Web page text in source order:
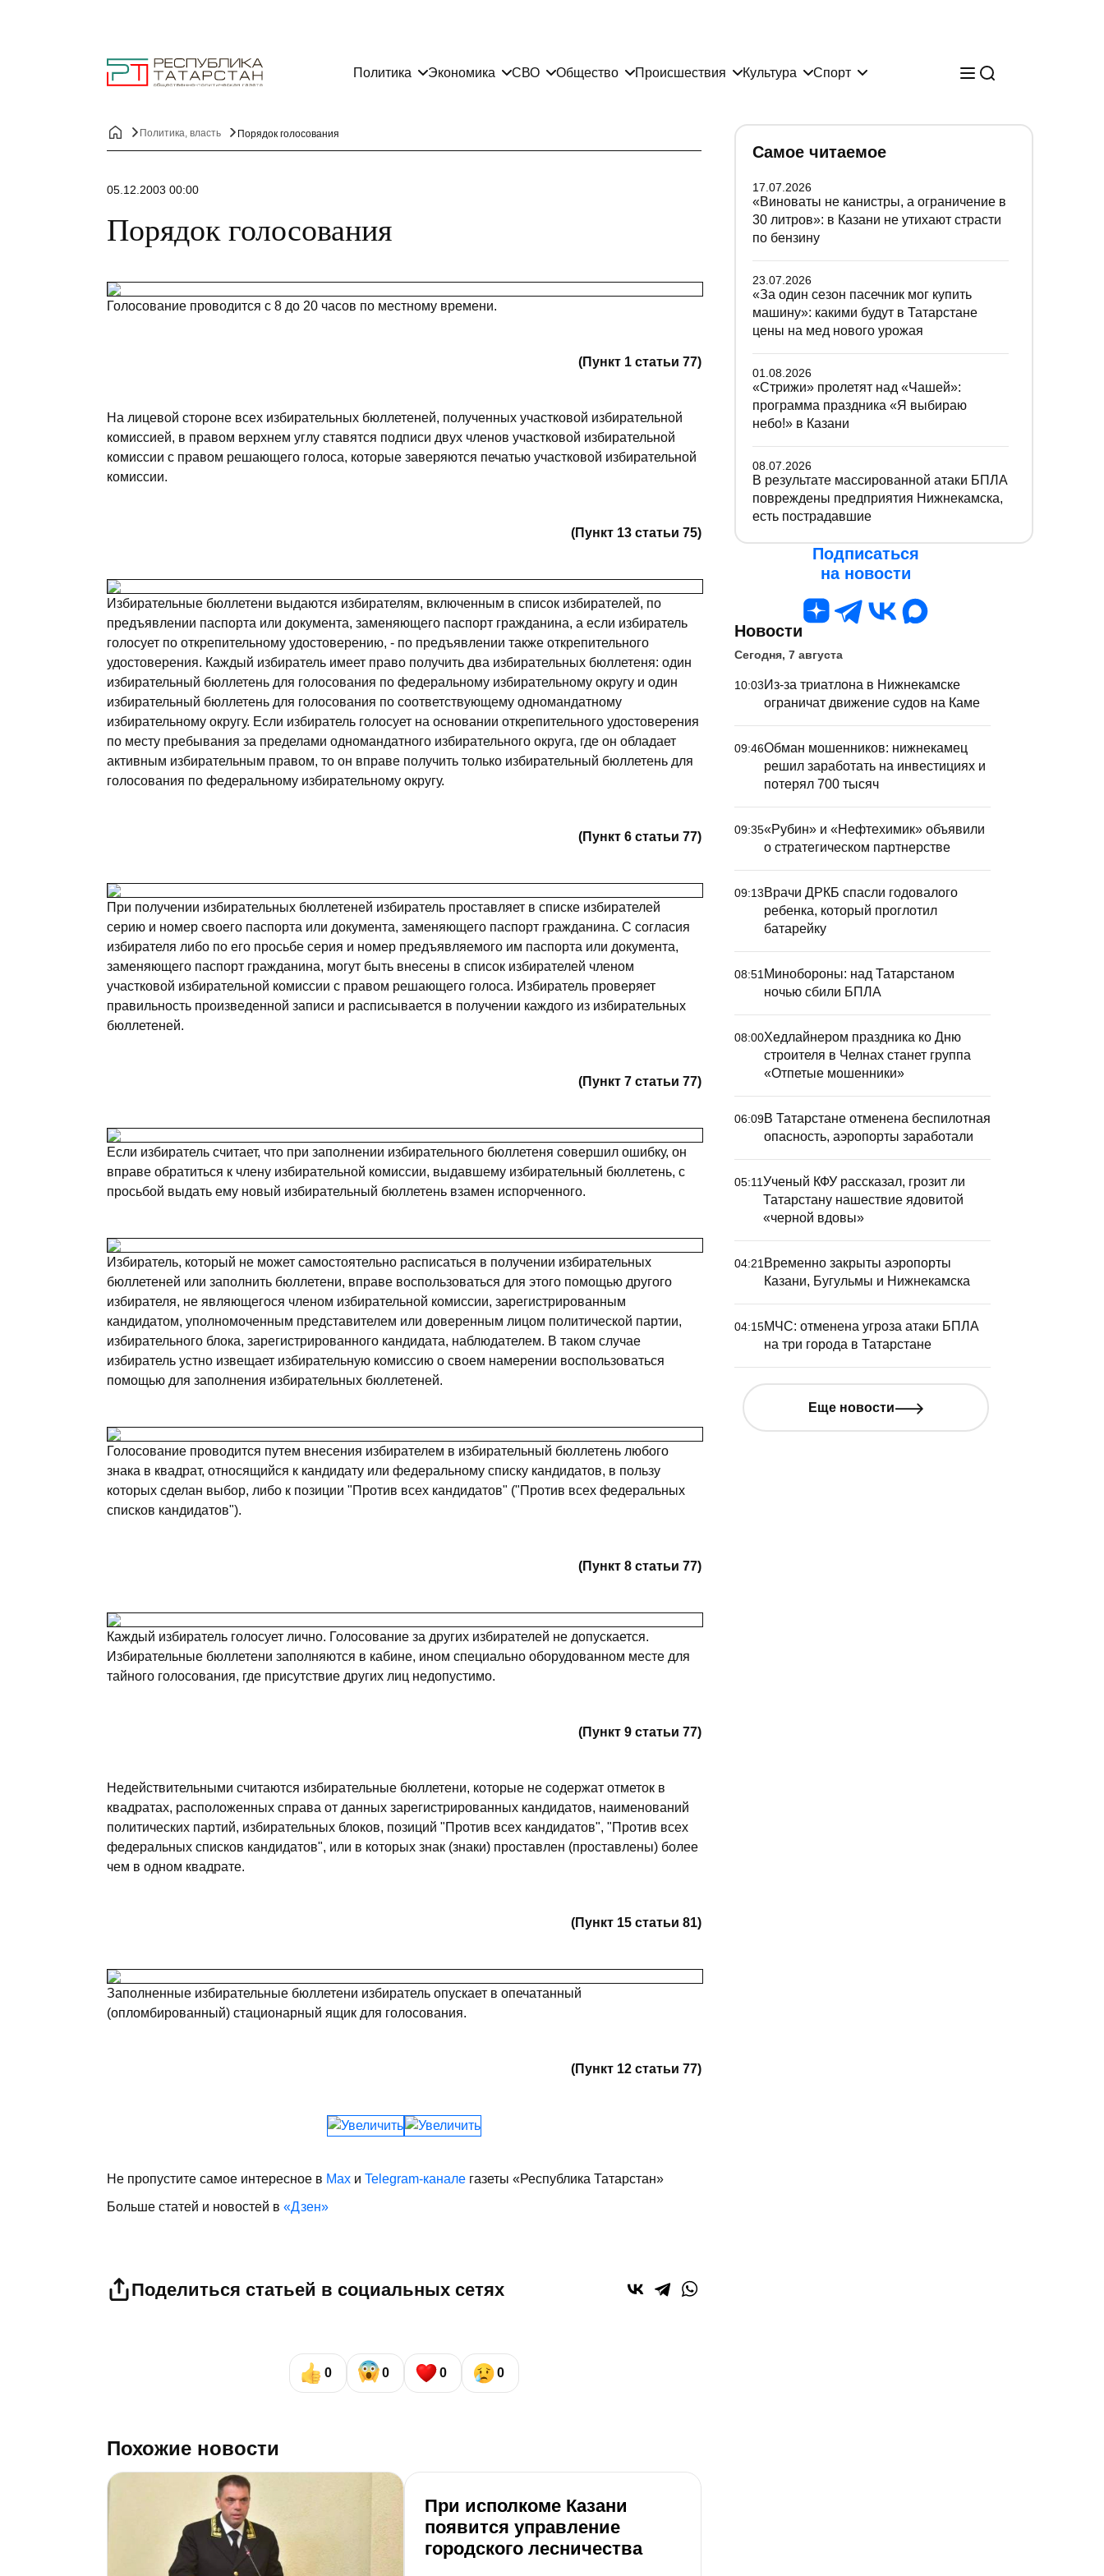
Политика Экономика СВО Общество Происшествия Культура Спорт
Политика, власть Порядок голосования
05.12.2003 00:00
Порядок голосования
Голосование проводится с 8 до 20 часов по местному времени.
(Пункт 1 статьи 77)
На лицевой стороне всех избирательных бюллетеней, полученных участковой избирательной
комиссией, в правом верхнем углу ставятся подписи двух членов участковой избирательной
комиссии с правом решающего голоса, которые заверяются печатью участковой избирательной
комиссии.
(Пункт 13 статьи 75)
Избирательные бюллетени выдаются избирателям, включенным в список избирателей, по
предъявлении паспорта или документа, заменяющего паспорт гражданина, а если избиратель
голосует по открепительному удостоверению, - по предъявлении также открепительного
удостоверения. Каждый избиратель имеет право получить два избирательных бюллетеня: один
избирательный бюллетень для голосования по федеральному избирательному округу и один
избирательный бюллетень для голосования по соответствующему одномандатному
избирательному округу. Если избиратель голосует на основании открепительного удостоверения
по месту пребывания за пределами одномандатного избирательного округа, где он обладает
активным избирательным правом, то он вправе получить только избирательный бюллетень для
голосования по федеральному избирательному округу.
(Пункт 6 статьи 77)
При получении избирательных бюллетеней избиратель проставляет в списке избирателей
серию и номер своего паспорта или документа, заменяющего паспорт гражданина. С согласия
избирателя либо по его просьбе серия и номер предъявляемого им паспорта или документа,
заменяющего паспорт гражданина, могут быть внесены в список избирателей членом
участковой избирательной комиссии с правом решающего голоса. Избиратель проверяет
правильность произведенной записи и расписывается в получении каждого из избирательных
бюллетеней.
(Пункт 7 статьи 77)
Если избиратель считает, что при заполнении избирательного бюллетеня совершил ошибку, он
вправе обратиться к члену избирательной комиссии, выдавшему избирательный бюллетень, с
просьбой выдать ему новый избирательный бюллетень взамен испорченного.
Избиратель, который не может самостоятельно расписаться в получении избирательных
бюллетеней или заполнить бюллетени, вправе воспользоваться для этого помощью другого
избирателя, не являющегося членом избирательной комиссии, зарегистрированным
кандидатом, уполномоченным представителем или доверенным лицом политической партии,
избирательного блока, зарегистрированного кандидата, наблюдателем. В таком случае
избиратель устно извещает избирательную комиссию о своем намерении воспользоваться
помощью для заполнения избирательных бюллетеней.
Голосование проводится путем внесения избирателем в избирательный бюллетень любого
знака в квадрат, относящийся к кандидату или федеральному списку кандидатов, в пользу
которых сделан выбор, либо к позиции "Против всех кандидатов" ("Против всех федеральных
списков кандидатов").
(Пункт 8 статьи 77)
Каждый избиратель голосует лично. Голосование за других избирателей не допускается.
Избирательные бюллетени заполняются в кабине, ином специально оборудованном месте для
тайного голосования, где присутствие других лиц недопустимо.
(Пункт 9 статьи 77)
Недействительными считаются избирательные бюллетени, которые не содержат отметок в
квадратах, расположенных справа от данных зарегистрированных кандидатов, наименований
политических партий, избирательных блоков, позиций "Против всех кандидатов", "Против всех
федеральных списков кандидатов", или в которых знак (знаки) проставлен (проставлены) более
чем в одном квадрате.
(Пункт 15 статьи 81)
Заполненные избирательные бюллетени избиратель опускает в опечатанный
(опломбированный) стационарный ящик для голосования.
(Пункт 12 статьи 77)
Не пропустите самое интересное в Max и Telegram-канале газеты «Республика Татарстан»
Больше статей и новостей в «Дзен»
Поделиться статьей в социальных сетях
0 0 0 0
Похожие новости
При исполкоме Казани
появится управление
городского лесничества
Самое читаемое
17.07.2026
«Виноваты не канистры, а ограничение в
30 литров»: в Казани не утихают страсти
по бензину
23.07.2026
«За один сезон пасечник мог купить
машину»: какими будут в Татарстане
цены на мед нового урожая
01.08.2026
«Стрижи» пролетят над «Чашей»:
программа праздника «Я выбираю
небо!» в Казани
08.07.2026
В результате массированной атаки БПЛА
повреждены предприятия Нижнекамска,
есть пострадавшие
Подписаться
на новости
Новости
Сегодня, 7 августа
10:03Из-за триатлона в Нижнекамске
ограничат движение судов на Каме
09:46Обман мошенников: нижнекамец
решил заработать на инвестициях и
потерял 700 тысяч
09:35«Рубин» и «Нефтехимик» объявили
о стратегическом партнерстве
09:13Врачи ДРКБ спасли годовалого
ребенка, который проглотил
батарейку
08:51 Минобороны: над Татарстаном
ночью сбили БПЛА
08:00Хедлайнером праздника ко Дню
строителя в Челнах станет группа
«Отпетые мошенники»
06:09В Татарстане отменена беспилотная
опасность, аэропорты заработали
05:11Ученый КФУ рассказал, грозит ли
Татарстану нашествие ядовитой
«черной вдовы»
04:21 Временно закрыты аэропорты
Казани, Бугульмы и Нижнекамска
04:15МЧС: отменена угроза атаки БПЛА
на три города в Татарстане
Еще новости